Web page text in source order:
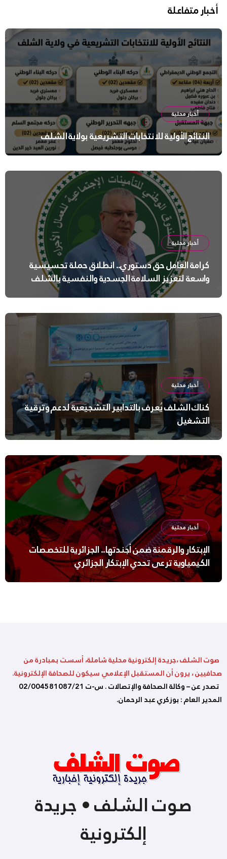
أخبار متفاعلة
أخبار محلية
النتائج الأولية للانتخابات التشريعية بولاية الشلف
أخبار محلية
كرامة العامل حق دستوري.. انطلاق حملة تحسيسية
واسعة لتعزيز السلامة الجسدية والنفسية بالشلف
أخبار محلية
كناك الشلف يُعرف بالتدابير التشجيعية لدعم وترقية
التشغيل
أخبار محلية
الإبتكار والرقمنة ضمن أجندتها.. الجزائرية للتخصصات
الكيمياوية ترعى تحدي الإبتكار الجزائري
صوت الشلف ،جريدة إلكترونية محلية شاملة، أسست بمبادرة من
صحافيين ، يرون أن المستقبل الإعلامي سيكون للصحافة الإلكترونية.
تصدر عن – وكالة الصحافة والإتصالات . س-ت 02/004581087/21
المدير العام : بوزكري عبد الرحمان.
صوت الشلف • جريدة
إلكترونية